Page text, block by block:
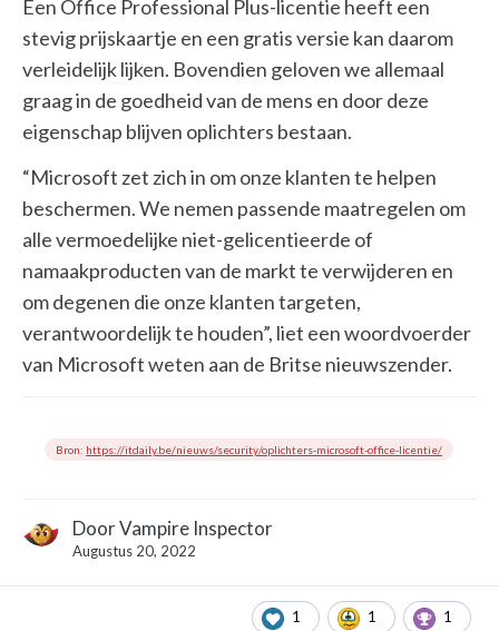
Een Office Professional Plus-licentie heeft een
stevig prijskaartje en een gratis versie kan daarom
verleidelijk lijken. Bovendien geloven we allemaal
graag in de goedheid van de mens en door deze
eigenschap blijven oplichters bestaan.
“Microsoft zet zich in om onze klanten te helpen
beschermen. We nemen passende maatregelen om
alle vermoedelijke niet-gelicentieerde of
namaakproducten van de markt te verwijderen en
om degenen die onze klanten targeten,
verantwoordelijk te houden”, liet een woordvoerder
van Microsoft weten aan de Britse nieuwszender.
Bron: https://itdaily.be/nieuws/security/oplichters-microsoft-office-licentie/
DoorVampire Inspector
Augustus 20, 2022
1 1 1